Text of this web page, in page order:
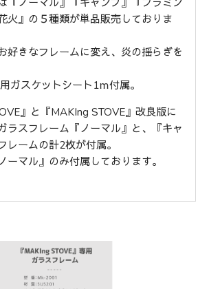
『ノーマル』『キャンプ』
『フラミン
火』の５種類が単品販売しておりま
好きなフレームに変え、炎の揺らぎを
ガスケットシート1ｍ付属。
』と『MAKIng STOVE』改良版に
ラスフレーム『ノーマル』と、『キャ
レームの計2枚が付属。
ーマル』のみ付属しております。